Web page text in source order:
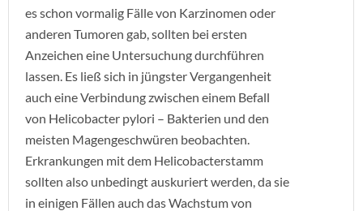
es schon vormalig Fälle von Karzinomen oder
anderen Tumoren gab, sollten bei ersten
Anzeichen eine Untersuchung durchführen
lassen. Es ließ sich in jüngster Vergangenheit
auch eine Verbindung zwischen einem Befall
von Helicobacter pylori – Bakterien und den
meisten Magengeschwüren beobachten.
Erkrankungen mit dem Helicobacterstamm
sollten also unbedingt auskuriert werden, da sie
in einigen Fällen auch das Wachstum von